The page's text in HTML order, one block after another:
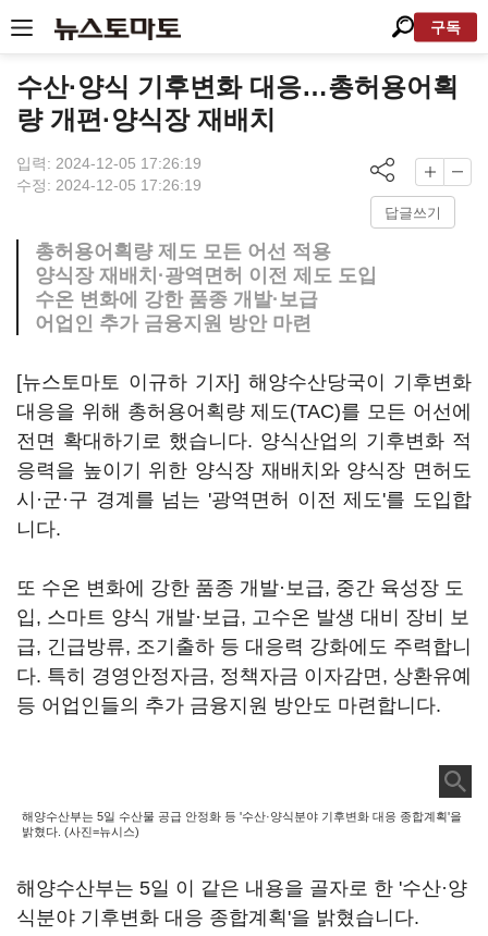
구독
수산·양식 기후변화 대응…총허용어획
량 개편·양식장 재배치
입력: 2024-12-05 17:26:19
수정: 2024-12-05 17:26:19
답글쓰기
총허용어획량 제도 모든 어선 적용
양식장 재배치·광역면허 이전 제도 도입
수온 변화에 강한 품종 개발·보급
어업인 추가 금융지원 방안 마련
[뉴스토마토 이규하 기자] 해양수산당국이 기후변화
대응을 위해 총허용어획량 제도(TAC)를 모든 어선에
전면 확대하기로 했습니다. 양식산업의 기후변화 적
응력을 높이기 위한 양식장 재배치와 양식장 면허도
시·군·구 경계를 넘는 '광역면허 이전 제도'를 도입합
니다.
또 수온 변화에 강한 품종 개발·보급, 중간 육성장 도
입, 스마트 양식 개발·보급, 고수온 발생 대비 장비 보
급, 긴급방류, 조기출하 등 대응력 강화에도 주력합니
다. 특히 경영안정자금, 정책자금 이자감면, 상환유예
등 어업인들의 추가 금융지원 방안도 마련합니다.
해양수산부는 5일 수산물 공급 안정화 등 '수산·양식분야 기후변화 대응 종합계획'을
밝혔다. (사진=뉴시스)
해양수산부는 5일 이 같은 내용을 골자로 한 '수산·양
식분야 기후변화 대응 종합계획'을 밝혔습니다.